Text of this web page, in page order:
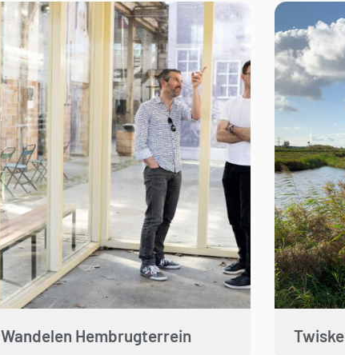
Wandelen Hembrugterrein Twiske